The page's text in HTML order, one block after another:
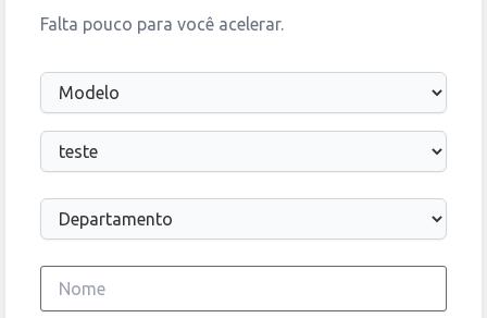
Falta pouco para você acelerar.
Modelo
Loja
Departamento
Nome completo